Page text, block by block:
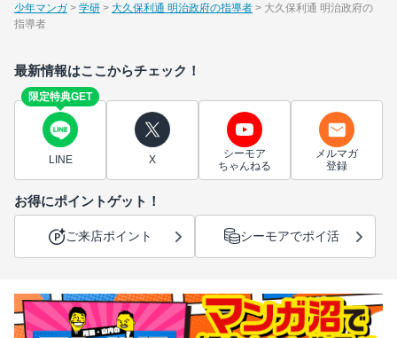
少年マンガ
学研 大久保利通 明治政府の指導者
大久保利通 明治政府の
指導者
最新情報はここからチェック！
限定特典GET
LINE X
シーモア
ちゃんねる
メルマガ
登録
お得にポイントゲット！
ご来店ポイント シーモアでポイ活